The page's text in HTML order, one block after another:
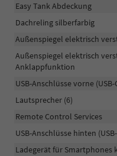
Easy Tank Abdeckung
Dachreling silberfarbig
Außenspiegel elektrisch
Außenspiegel elektrisch
Anklappfunktion
USB-Anschlüsse vorne (USB-
Lautsprecher (6)
Remote Control Services
USB-Anschlüsse hinten
Ladegerät für Smartphones